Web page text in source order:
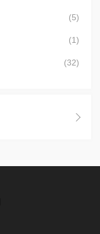
(5)
(1)
(32)